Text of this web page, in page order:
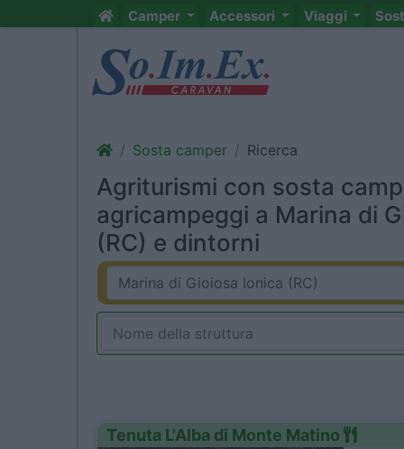
Camper Accessori Viaggi
Sosta camper Ricerca
Agriturismi con sosta
agricampeggi a Marina di
(RC) e dintorni
Tenuta L'Alba di Monte Matino